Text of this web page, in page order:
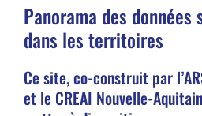
Panorama des
dans les territoires
Ce site, co-construit par
et le CREAI Nouvelle-